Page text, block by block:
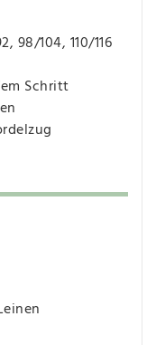
98/104, 110/116
Schritt